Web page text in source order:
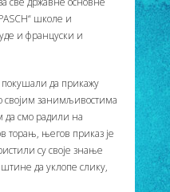
школе и
и француски и
да прикажу
својим занимљивостима
да смо радили на
торањ, његов приказ је
су своје знање
да уклопе слику,